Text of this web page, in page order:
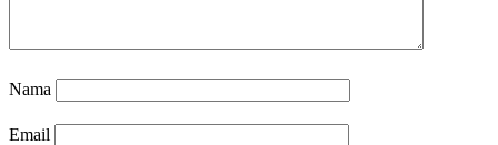
Nama
Email